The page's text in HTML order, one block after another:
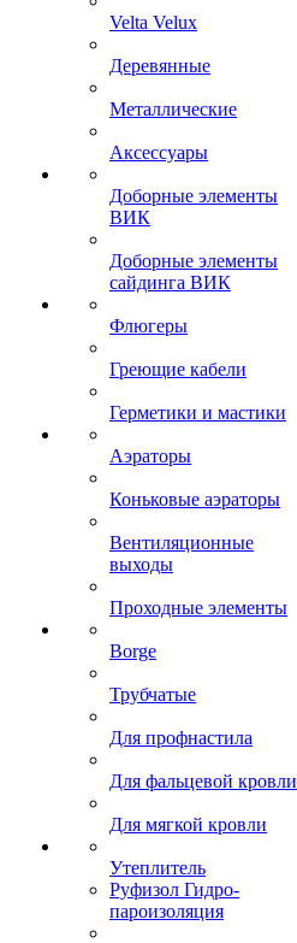
Velta Velux
Деревянные
Металлические
Аксессуары
Доборные элементы
ВИК
Доборные элементы
сайдинга ВИК
Флюгеры
Греющие кабели
Герметики и мастики
Аэраторы
Коньковые аэраторы
Вентиляционные
выходы
Проходные элементы
Borge
Трубчатые
Для профнастила
Для фальцевой кровли
Для мягкой кровли
Утеплитель
Руфизол Гидро-
пароизоляция